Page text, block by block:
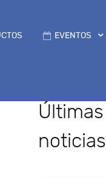
EVENTOS
Últimas
noticias